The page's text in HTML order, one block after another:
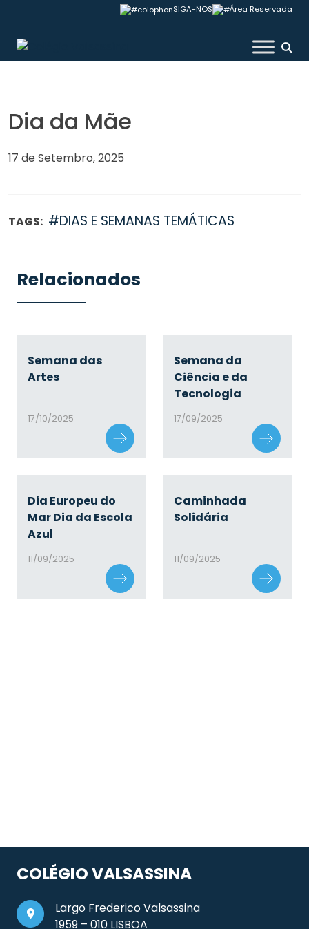
content
SIGA-NOS Área Reservada
Colégio Valsassina
Dia da Mãe
17 de Setembro, 2025
TAGS: #DIAS E SEMANAS TEMÁTICAS
Relacionados
Semana das
Artes
17/10/2025
Semana da
Ciência e da
Tecnologia
17/09/2025
Dia Europeu do
Mar Dia da Escola
Azul
11/09/2025
Caminhada
Solidária
11/09/2025
COLÉGIO VALSASSINA
Largo Frederico Valsassina
1959 – 010 LISBOA